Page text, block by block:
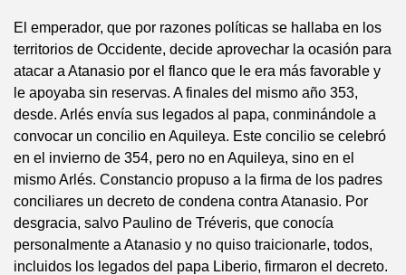
El emperador, que por razones políticas se hallaba en los
territorios de Occidente, decide aprovechar la ocasión para
atacar a Atanasio por el flanco que le era más favorable y
le apoyaba sin reservas. A finales del mismo año 353,
desde. Arlés envía sus legados al papa, conminándole a
convocar un concilio en Aquileya. Este concilio se celebró
en el invierno de 354, pero no en Aquileya, sino en el
mismo Arlés. Constancio propuso a la firma de los padres
conciliares un decreto de condena contra Atanasio. Por
desgracia, salvo Paulino de Tréveris, que conocía
personalmente a Atanasio y no quiso traicionarle, todos,
incluidos los legados del papa Liberio, firmaron el decreto.